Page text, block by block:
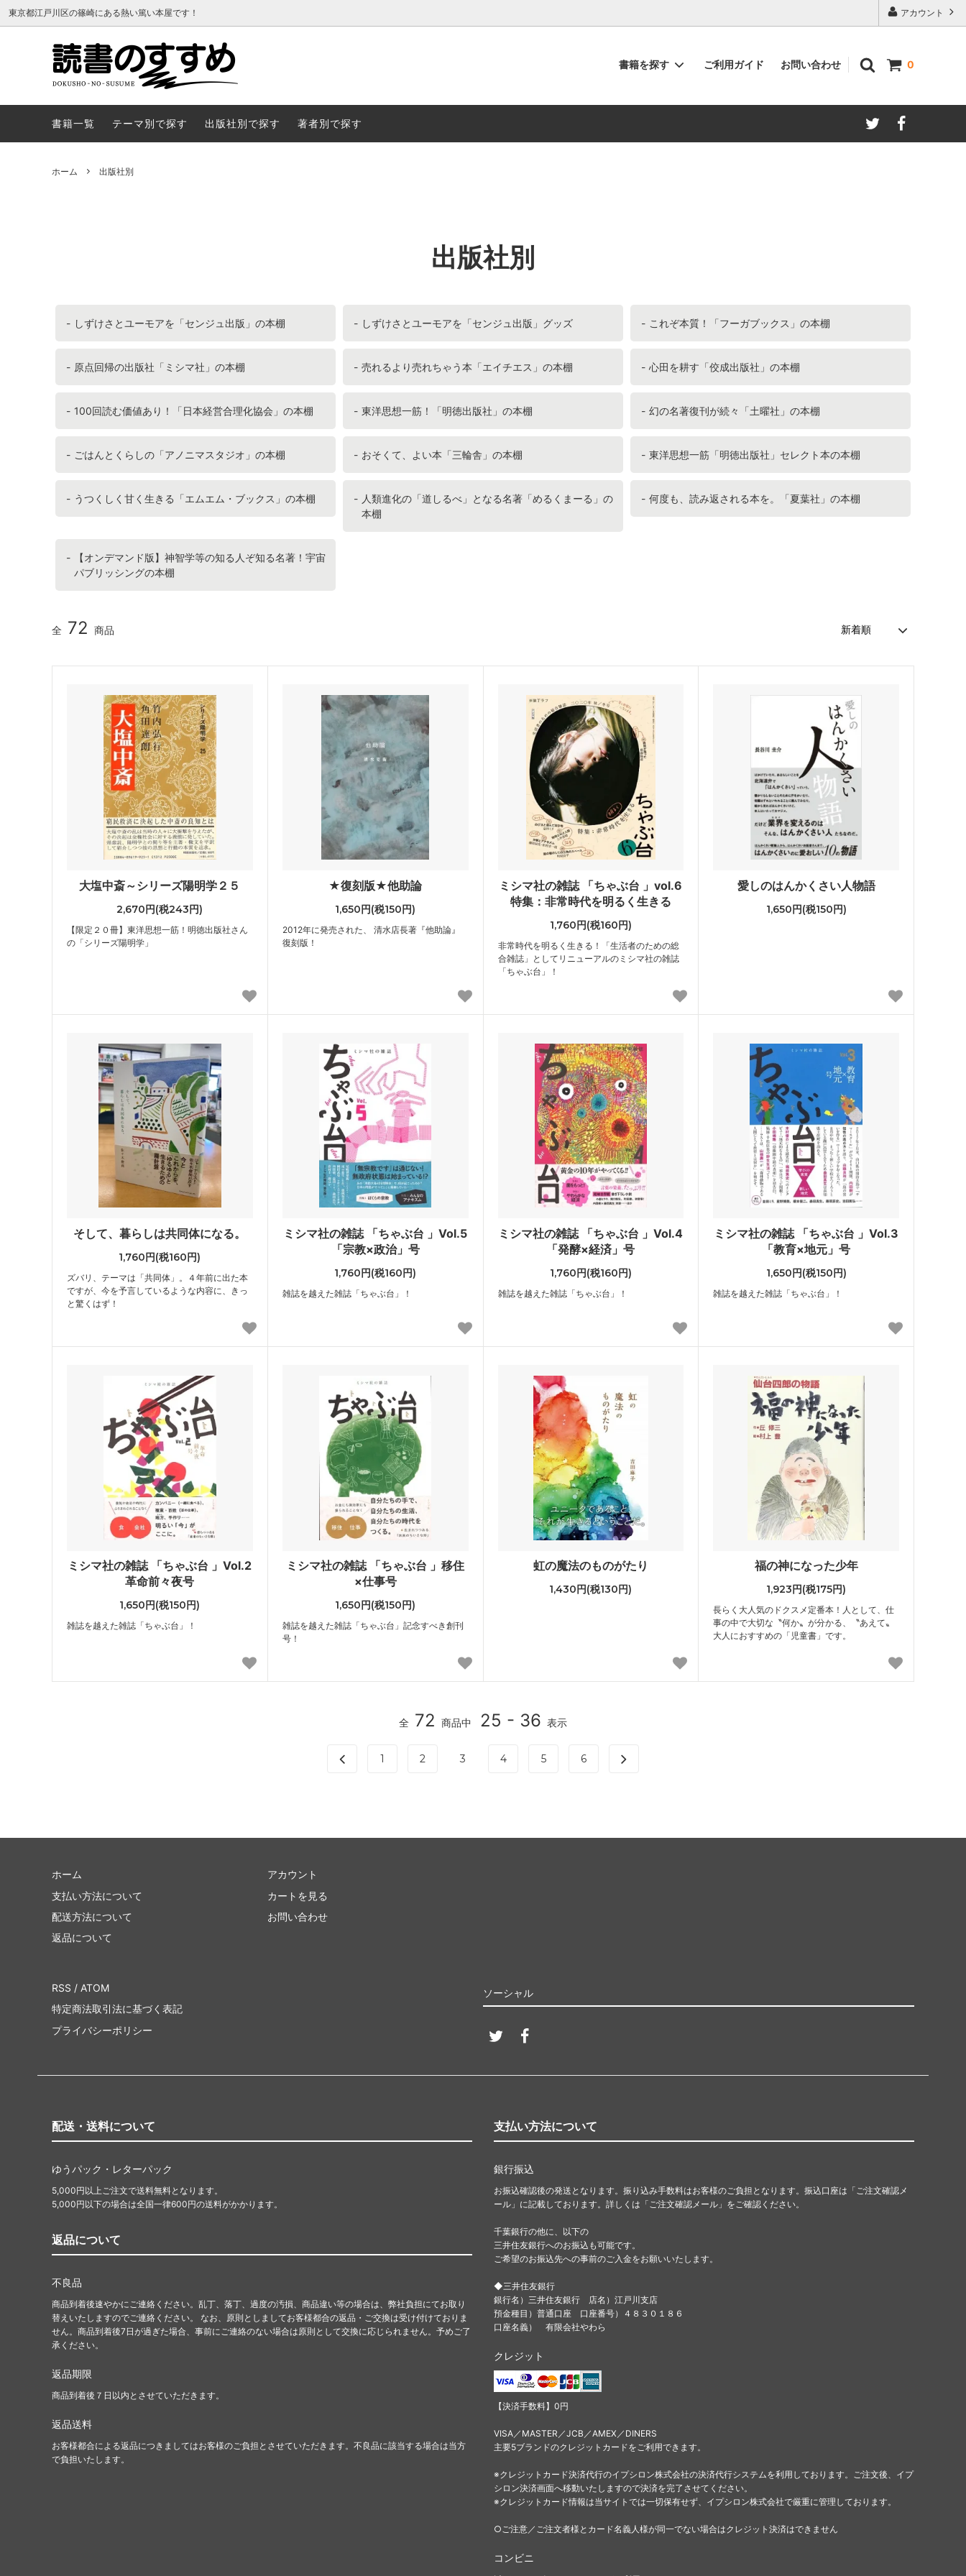
アカウント
東京都江戸川区の篠崎にある熱い篤い本屋です！
0
書籍を探す ご利用ガイド お問い合わせ
書籍一覧 テーマ別で探す 出版社別で探す 著者別で探す
ホーム 出版社別
出版社別
しずけさとユーモアを「センジュ出版」の本棚 しずけさとユーモアを「センジュ出版」グッズ これぞ本質！「フーガブックス」の本棚
原点回帰の出版社「ミシマ社」の本棚 売れるより売れちゃう本「エイチエス」の本棚 心田を耕す「佼成出版社」の本棚
100回読む価値あり！「日本経営合理化協会」の本棚 東洋思想一筋！「明徳出版社」の本棚 幻の名著復刊が続々「土曜社」の本棚
ごはんとくらしの「アノニマスタジオ」の本棚 おそくて、よい本「三輪舎」の本棚 東洋思想一筋「明徳出版社」セレクト本の本棚
うつくしく甘く生きる「エムエム・ブックス」の本棚
人類進化の「道しるべ」となる名著「めるくまーる」の
本棚
何度も、読み返される本を。「夏葉社」の本棚
【オンデマンド版】神智学等の知る人ぞ知る名著！宇宙
パブリッシングの本棚
全 72 商品
大塩中斎～シリーズ陽明学２５
2,670円(税243円)
【限定２０冊】東洋思想一筋！明徳出版社さん
の「シリーズ陽明学」
★復刻版★他助論
1,650円(税150円)
2012年に発売された、 清水店長著『他助論』
復刻版！
ミシマ社の雑誌 「ちゃぶ台 」vol.6
特集：非常時代を明るく生きる
1,760円(税160円)
非常時代を明るく生きる！「生活者のための総
合雑誌」としてリニューアルのミシマ社の雑誌
「ちゃぶ台」！
愛しのはんかくさい人物語
1,650円(税150円)
そして、暮らしは共同体になる。
1,760円(税160円)
ズバリ、テーマは「共同体」。４年前に出た本
ですが、今を予言しているような内容に、きっ
と驚くはず！
ミシマ社の雑誌 「ちゃぶ台 」Vol.5
「宗教×政治」号
1,760円(税160円)
雑誌を越えた雑誌「ちゃぶ台」！
ミシマ社の雑誌 「ちゃぶ台 」Vol.4
「発酵×経済」号
1,760円(税160円)
雑誌を越えた雑誌「ちゃぶ台」！
ミシマ社の雑誌 「ちゃぶ台 」Vol.3
「教育×地元」号
1,650円(税150円)
雑誌を越えた雑誌「ちゃぶ台」！
ミシマ社の雑誌 「ちゃぶ台 」Vol.2
革命前々夜号
1,650円(税150円)
雑誌を越えた雑誌「ちゃぶ台」！
ミシマ社の雑誌 「ちゃぶ台 」移住
×仕事号
1,650円(税150円)
雑誌を越えた雑誌「ちゃぶ台」記念すべき創刊
号！
虹の魔法のものがたり
1,430円(税130円)
福の神になった少年
1,923円(税175円)
長らく大人気のドクスメ定番本！人として、仕
事の中で大切な〝何か〟が分かる、〝あえて〟
大人におすすめの「児童書」です。
全 72 商品中 25 - 36 表示
1 2 3 4 5 6
ホーム
支払い方法について
配送方法について
返品について
アカウント
カートを見る
お問い合わせ
ソーシャル
RSS / ATOM
特定商法取引法に基づく表記
プライバシーポリシー
配送・送料について
ゆうパック・レターパック
5,000円以上ご注文で送料無料となります。
5,000円以下の場合は全国一律600円の送料がかかります。
返品について
不良品
商品到着後速やかにご連絡ください。乱丁、落丁、過度の汚損、商品違い等の場合は、弊社負担にてお取り
替えいたしますのでご連絡ください。 なお、原則としましてお客様都合の返品・ご交換は受け付けておりま
せん。商品到着後7日が過ぎた場合、事前にご連絡のない場合は原則として交換に応じられません。予めご了
承ください。
返品期限
商品到着後７日以内とさせていただきます。
返品送料
お客様都合による返品につきましてはお客様のご負担とさせていただきます。不良品に該当する場合は当方
で負担いたします。
支払い方法について
銀行振込
お振込確認後の発送となります。振り込み手数料はお客様のご負担となります。振込口座は「ご注文確認メ
ール」に記載しております。詳しくは「ご注文確認メール」をご確認ください。
千葉銀行の他に、以下の
三井住友銀行へのお振込も可能です。
ご希望のお振込先への事前のご入金をお願いいたします。
◆三井住友銀行
銀行名）三井住友銀行 店名）江戸川支店
預金種目）普通口座 口座番号）４８３０１８６
口座名義） 有限会社やわら
クレジット
【決済手数料】0円
VISA／MASTER／JCB／AMEX／DINERS
主要5ブランドのクレジットカードをご利用できます。
※クレジットカード決済代行のイプシロン株式会社の決済代行システムを利用しております。ご注文後、イプ
シロン決済画面へ移動いたしますので決済を完了させてください。
※クレジットカード情報は当サイトでは一切保有せず、イプシロン株式会社で厳重に管理しております。
○ご注意／ご注文者様とカード名義人様が同一でない場合はクレジット決済はできません
コンビニ